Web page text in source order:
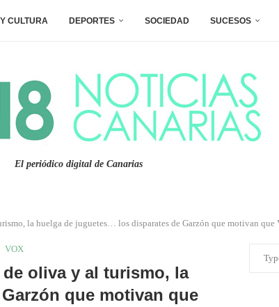
CULTURA DEPORTES SOCIEDAD SUCESOS
El periódico digital de Canarias
la huelga de juguetes… los disparates de Garzón que motivan
VOX
de oliva y al turismo, la
que motivan que